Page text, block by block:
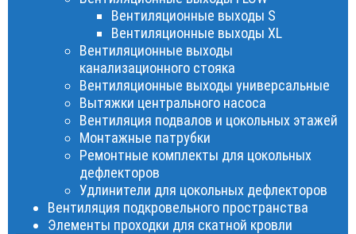
Вентиляционные выходы S
Вентиляционные выходы XL
Вентиляционные выходы
канализационного стояка
Вентиляционные выходы универсальные
Вытяжки центрального насоса
Вентиляция подвалов и цокольных этажей
Монтажные патрубки
Ремонтные комплекты для цокольных
дефлекторов
Удлинители для цокольных дефлекторов
Вентиляция подкровельного пространства
Элементы проходки для скатной кровли